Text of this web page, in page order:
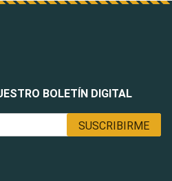
BOLETÍN DIGITAL